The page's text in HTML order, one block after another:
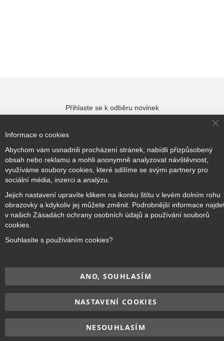
Přihlaste se k odběru novinek
Přihlásit odběr
Copyright © 2017–2026BRIDGE Academy , Všechna práva
vyhrazena.
Informace o cookies
Abychom vám usnadnili procházení stránek, nabídli přizpůsobený
obsah nebo reklamu a mohli anonymně analyzovat návštěvnost,
využíváme soubory cookies, které sdílíme se svými partnery pro
sociální média, inzerci a analýzu.
Jejich nastavení upravíte klikem na ikonku štítu v levém dolním rohu
obrazovky a kdykoliv jej můžete změnit. Podrobnější informace
v našich Zásadách ochrany osobních údajů a používání souborů
cookies.
Souhlasíte s používáním cookies?
ANO, SOUHLASÍM
NASTAVENÍ COOKIES
NESOUHLASÍM